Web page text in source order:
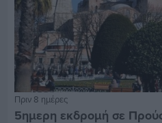
Πριν 8 ημέρες
5ημερη εκδρομή σε